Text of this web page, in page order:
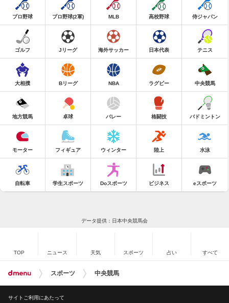
プロ野球 プロ野球(2軍) MLB 高校野球 侍ジャパン
ゴルフ Jリーグ 海外サッカー 日本代表 テニス
大相撲 Bリーグ NBA ラグビー 中央競馬
地方競馬 卓球 バレー 格闘技 バドミントン
モーター フィギュア ウィンター 陸上 水泳
自転車 学生スポーツ Doスポーツ ビジネス eスポーツ
データ提供：日本中央競馬会
TOP ニュース 天気 スポーツ 占い すべて
スポーツ 中央競馬
サイトご利用にあたって